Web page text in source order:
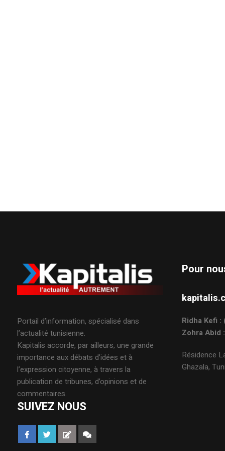
Portail d’information, spécialisé dans
l’actualité tunisienne.
Kapitalis accorde, par ailleurs, une grande
importance aux débats d’idées et à
l’expression citoyenne, à travers la
publication de tribunes, d’opinions et de
commentaires.
SUIVEZ NOUS
Pour
Ridha Kefi
Zohra Abid
Résidence
Ghazala,